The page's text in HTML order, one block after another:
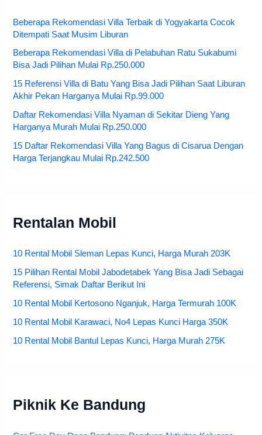
Beberapa Rekomendasi Villa Terbaik di Yogyakarta Cocok
Ditempati Saat Musim Liburan
Beberapa Rekomendasi Villa di Pelabuhan Ratu Sukabumi
Bisa Jadi Pilihan Mulai Rp.250.000
15 Referensi Villa di Batu Yang Bisa Jadi Pilihan Saat Liburan
Akhir Pekan Harganya Mulai Rp.99.000
Daftar Rekomendasi Villa Nyaman di Sekitar Dieng Yang
Harganya Murah Mulai Rp.250.000
15 Daftar Rekomendasi Villa Yang Bagus di Cisarua Dengan
Harga Terjangkau Mulai Rp.242.500
Rentalan Mobil
10 Rental Mobil Sleman Lepas Kunci, Harga Murah 203K
15 Pilihan Rental Mobil Jabodetabek Yang Bisa Jadi Sebagai
Referensi, Simak Daftar Berikut Ini
10 Rental Mobil Kertosono Nganjuk, Harga Termurah 100K
10 Rental Mobil Karawaci, No4 Lepas Kunci Harga 350K
10 Rental Mobil Bantul Lepas Kunci, Harga Murah 275K
Piknik Ke Bandung